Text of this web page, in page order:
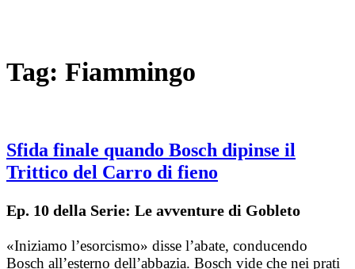
Tag: Fiammingo
Sfida finale quando Bosch dipinse il
Trittico del Carro di fieno
Ep. 10 della Serie: Le avventure di Gobleto
«Iniziamo l’esorcismo» disse l’abate, conducendo
Bosch all’esterno dell’abbazia. Bosch vide che nei prati